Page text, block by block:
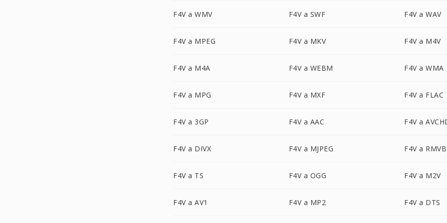
F4V a WMV F4V a SWF F4V a WAV
F4V a MPEG F4V a MKV F4V a M4V
F4V a M4A F4V a WEBM F4V a WMA
F4V a MPG F4V a MXF F4V a FLAC
F4V a 3GP F4V a AAC F4V a
F4V a DIVX F4V a MJPEG F4V a RMVB
F4V a TS F4V a OGG F4V a M2V
F4V a AV1 F4V a MP2 F4V a DTS